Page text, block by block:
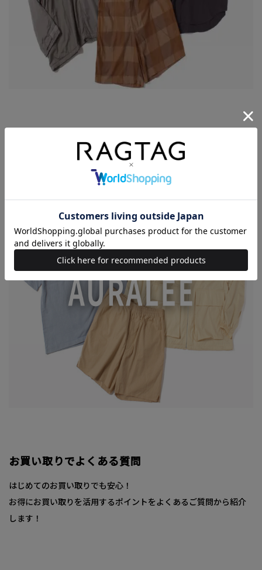
［AURALEE］ の詳しいお買い取り強化情報を
お買い取りでよくある質問
はじめてのお買い取りでも安心！
お得にお買い取りを活用するポイントをよくあるご質問から紹介
します！